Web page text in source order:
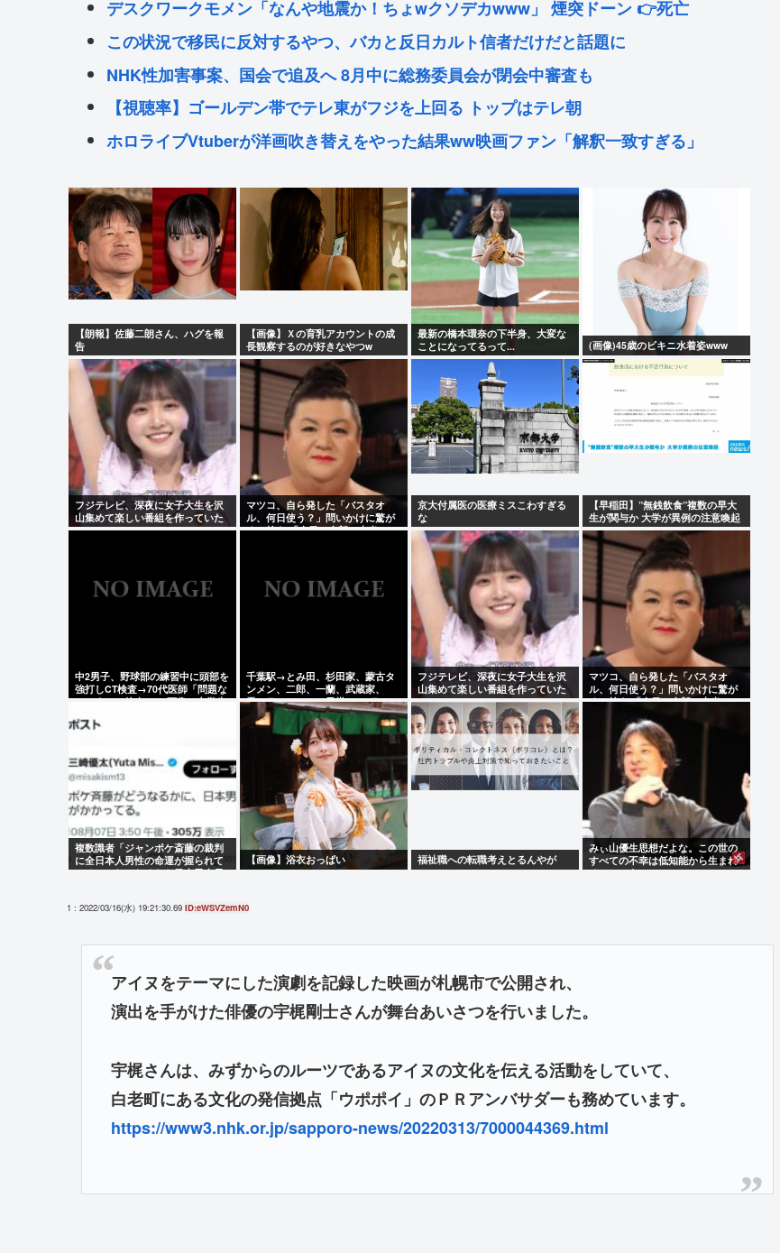
デスクワークモメン「なんや地震か！ちょwクソデカwww」 煙突ドーン 👉死亡
この状況で移民に反対するやつ、バカと反日カルト信者だけだと話題に
NHK性加害事案、国会で追及へ 8月中に総務委員会が閉会中審査も
【視聴率】ゴールデン帯でテレ東がフジを上回る トップはテレ朝
ホロライブVtuberが洋画吹き替えをやった結果ww映画ファン「解釈一致すぎる」
Powered by livedoor 相互RSS
【朗報】佐藤二朗さん、ハグを報
告
【画像】Ｘの育乳アカウントの成
長観察するのが好きなやつw
最新の橋本環奈の下半身、大変な
ことになってるって...
(画像)45歳のビキニ水着姿www
フジテレビ、深夜に女子大生を沢
山集めて楽しい番組を作っていた
www
マツコ、自ら発した「バスタオ
ル、何日使う？」問いかけに驚が
くの答え 「今日は全部、本当のこ
京大付属医の医療ミスこわすぎる
な
【早稲田】”無銭飲食”複数の早大
生が関与か 大学が異例の注意喚起
中2男子、野球部の練習中に頭部を
強打しCT検査→70代医師「問題な
いです」→他人のCT画像で中学生
千葉駅→とみ田、杉田家、蒙古タ
ンメン、二郎、一蘭、武蔵家、
雷、ラーショ、一風堂etc…ラーメ
ン最強かよ？？
フジテレビ、深夜に女子大生を沢
山集めて楽しい番組を作っていた
www
マツコ、自ら発した「バスタオ
ル、何日使う？」問いかけに驚が
くの答え 「今日は全部、本当のこ
複数識者「ジャンポケ斎藤の裁判
に全日本人男性の命運が握られて
いる。これでだめなら日本男全員
【画像】浴衣おっぱい 福祉職への転職考えとるんやが
みぃ山優生思想だよな。この世の
すべての不幸は低知能から生まれ
るっていう
1 : 2022/03/16(水) 19:21:30.69 ID:eWSVZemN0
アイヌをテーマにした演劇を記録した映画が札幌市で公開され、
演出を手がけた俳優の宇梶剛士さんが舞台あいさつを行いました。
宇梶さんは、みずからのルーツであるアイヌの文化を伝える活動をしていて、
白老町にある文化の発信拠点「ウポポイ」のＰＲアンバサダーも務めています。
https://www3.nhk.or.jp/sapporo-news/20220313/7000044369.html